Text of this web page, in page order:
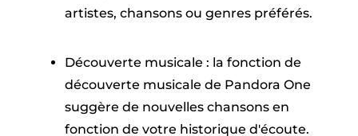
artistes, chansons ou genres préférés.
Découverte musicale : la fonction de
découverte musicale de Pandora One
suggère de nouvelles chansons en
fonction de votre historique d'écoute.